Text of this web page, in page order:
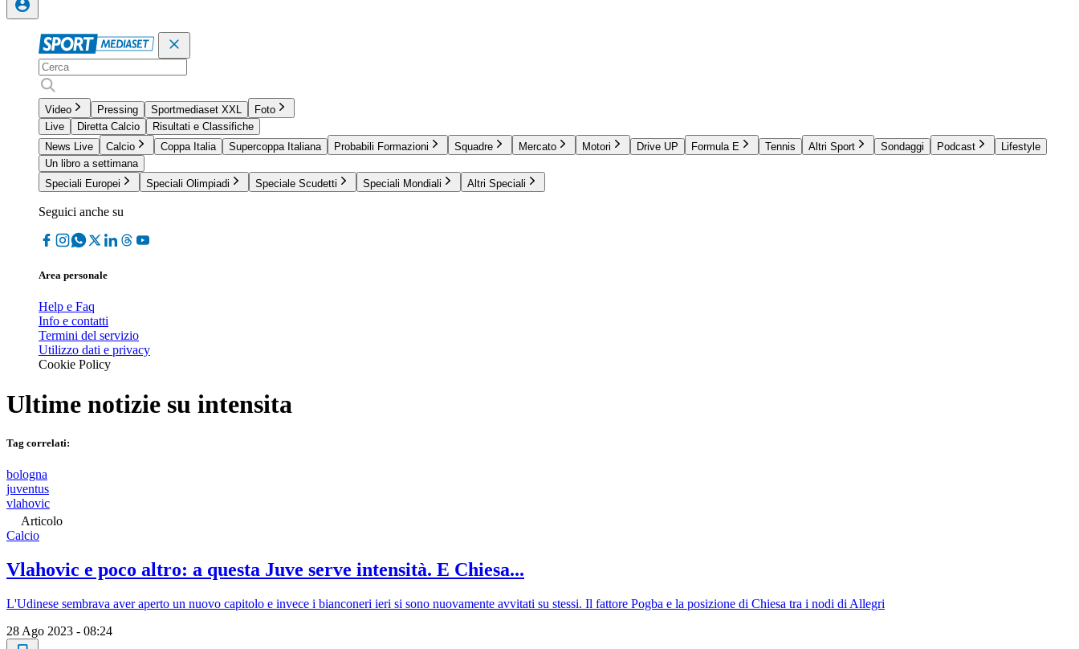
Video Pressing Sportmediaset XXL
Foto
Live
Diretta Calcio
Risultati e Classifiche
News Live
Calcio Coppa Italia Supercoppa Italiana Probabili Formazioni Squadre Mercato Motori Drive UP Formula E Tennis Altri Sport Sondaggi Podcast
Lifestyle
Un libro a settimana
Speciali Europei
Speciali Olimpiadi Speciale Scudetti Speciali Mondiali Altri Speciali
Seguici anche su
Area personale
Help e Faq
Info e contatti
Termini del servizio
Utilizzo dati e privacy
Cookie Policy
Ultime notizie su intensita
Tag correlati:
bologna
juventus
vlahovic
Articolo
Calcio
Vlahovic e poco altro: a questa Juve serve intensità. E Chiesa...
L'Udinese sembrava aver aperto un nuovo capitolo e invece i bianconeri ieri si sono nuovamente avvitati su stessi. Il fattore Pogba e la posizione di Chiesa tra i nodi di Allegri
28 Ago 2023 - 08:24